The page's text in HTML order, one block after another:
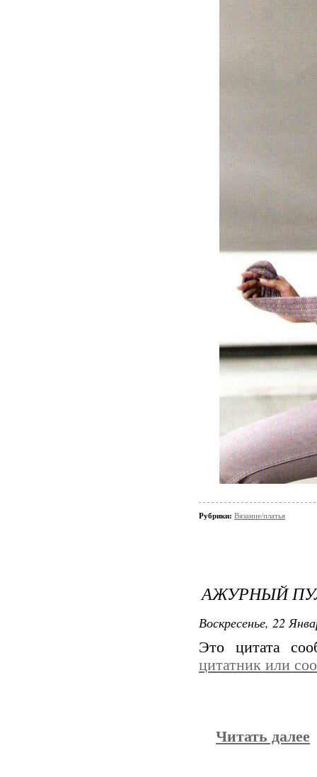
Рубрики: Вязание/платья
АЖУРНЫЙ
Воскресенье, 22
Это цитата
цитатник или
Читать далее